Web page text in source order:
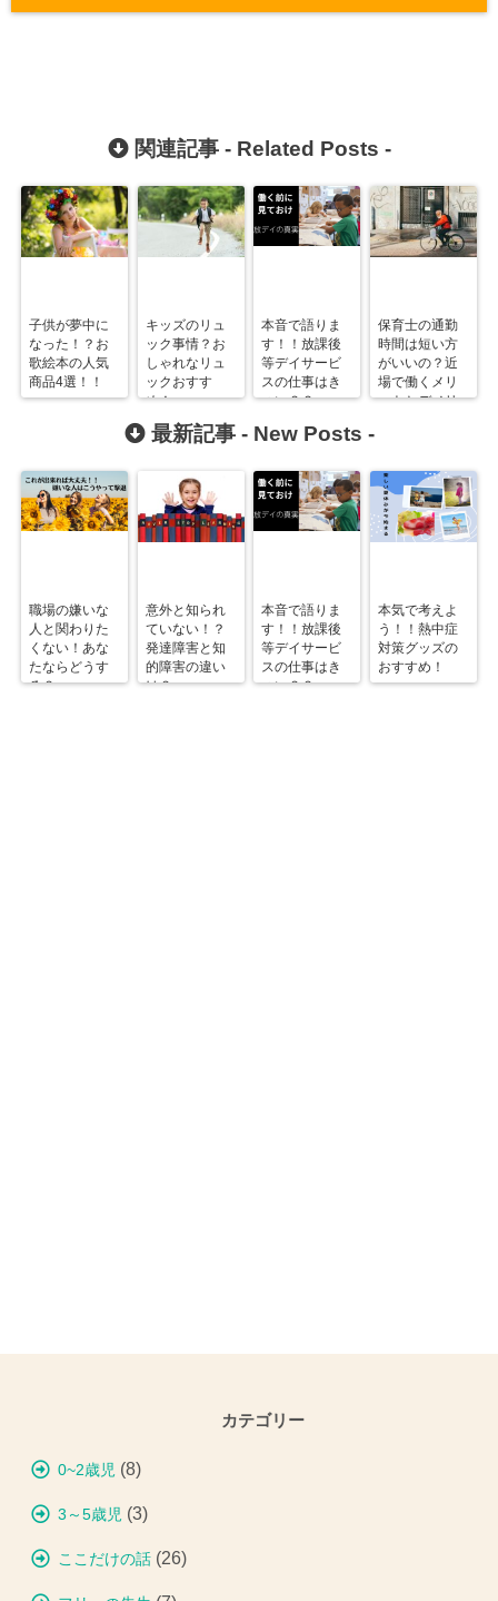
関連記事 - Related Posts -
子供が夢中に
なった！？お
歌絵本の人気
商品4選！！
キッズのリュ
ック事情？お
しゃれなリュ
ックおすす
め！
本音で語りま
す！！放課後
等デイサービ
スの仕事はき
つい？？
保育士の通勤
時間は短い方
がいいの？近
場で働くメリ
ットとデメリ
最新記事 - New Posts -
職場の嫌いな
人と関わりた
くない！あな
たならどうす
る？
意外と知られ
ていない！？
発達障害と知
的障害の違い
は？
本音で語りま
す！！放課後
等デイサービ
スの仕事はき
つい？？
本気で考えよ
う！！熱中症
対策グッズの
おすすめ！
カテゴリー
0~2歳児 (8)
3～5歳児 (3)
ここだけの話 (26)